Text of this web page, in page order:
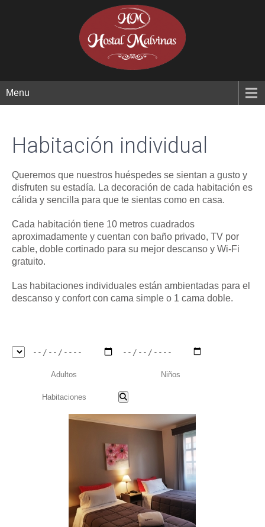
Menu
Habitación individual
Queremos que nuestros huéspedes se sientan a gusto y
disfruten su estadía. La decoración de cada habitación es
cálida y sencilla para que te sientas como en casa.
Cada habitación tiene 10 metros cuadrados
aproximadamente y cuentan con baño privado, TV por
cable, doble cortinado para su mejor descanso y Wi-Fi
gratuito.
Las habitaciones individuales están ambientadas para el
descanso y confort con cama simple o 1 cama doble.